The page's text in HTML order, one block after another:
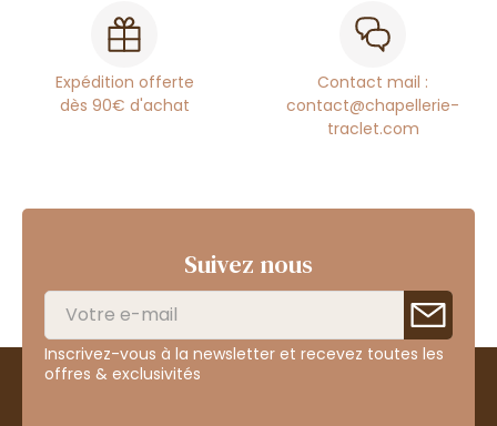
Expédition offerte
dès 90€ d'achat
Contact mail :
contact@chapellerie-
traclet.com
Suivez nous
Inscrivez-vous à la newsletter et recevez toutes les
offres & exclusivités